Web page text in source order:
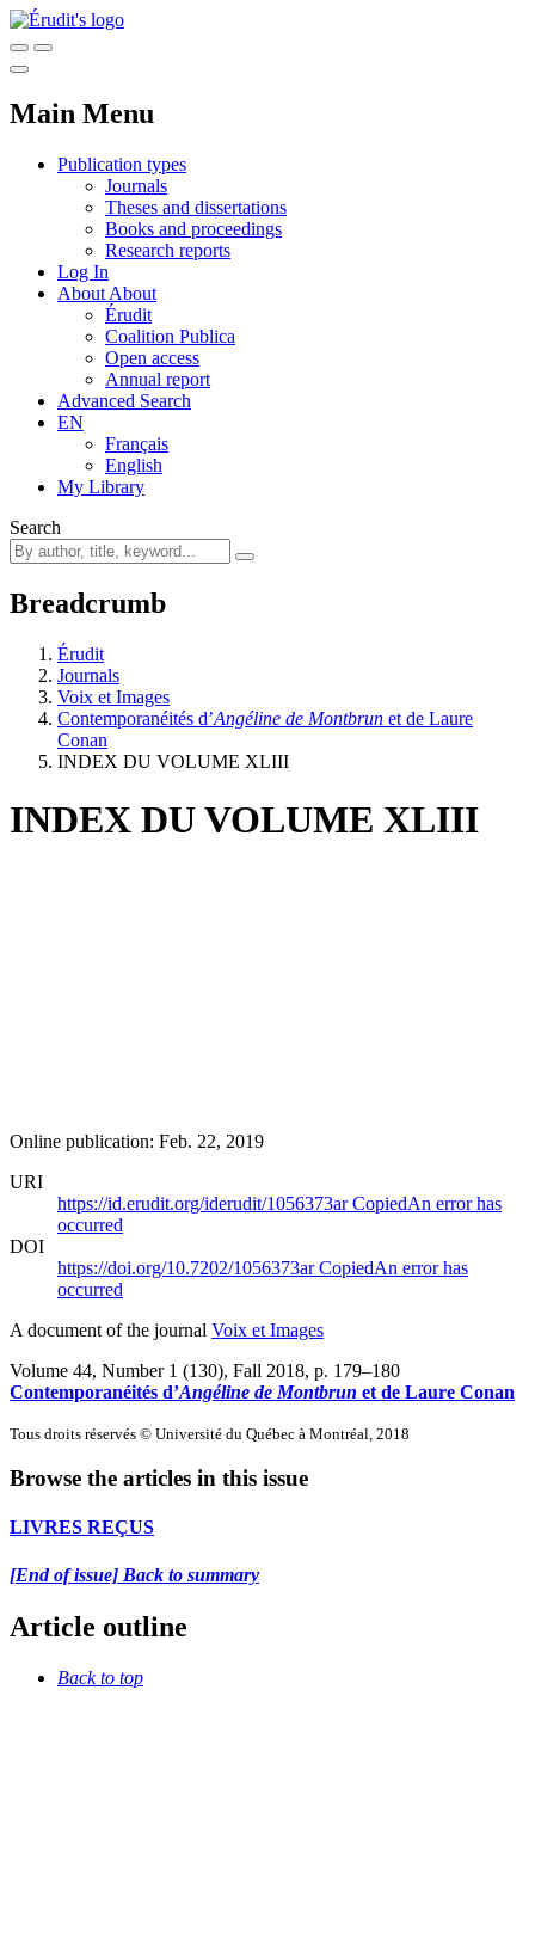
Main Menu
Publication types
Journals
Theses and dissertations
Books and proceedings
Research reports
Log In
About About
Érudit
Coalition Publica
Open access
Annual report
Advanced Search
EN
Français
English
My Library
Search
Breadcrumb
Érudit
Journals
Voix et Images
Contemporanéités d’Angéline de Montbrun et de Laure
Conan
INDEX DU VOLUME XLIII
INDEX DU VOLUME XLIII
Online publication: Feb. 22, 2019
URI
https://id.erudit.org/iderudit/1056373arCopiedAn error has
occurred
DOI
https://doi.org/10.7202/1056373arCopiedAn error has
occurred
A document of the journal Voix et Images
Volume 44, Number 1 (130), Fall 2018, p. 179–180
Contemporanéités d’Angéline de Montbrun et de Laure Conan
Tous droits réservés © Université du Québec à Montréal, 2018
Browse the articles in this issue
LIVRES REÇUS
[End of issue] Back to summary
Article outline
Back to top